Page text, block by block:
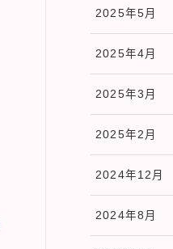
2025年5月
2025年4月
2025年3月
2025年2月
2024年12月
2024年8月